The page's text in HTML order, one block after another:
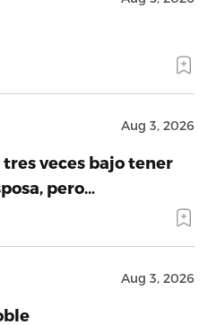
Aug 3, 2026
tres veces bajo tener
pero…
Aug 3, 2026